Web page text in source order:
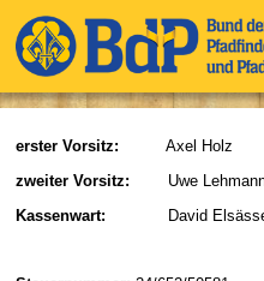
erster Vorsitz: Axel Holz
zweiter Vorsitz: Uwe
Kassenwart: David